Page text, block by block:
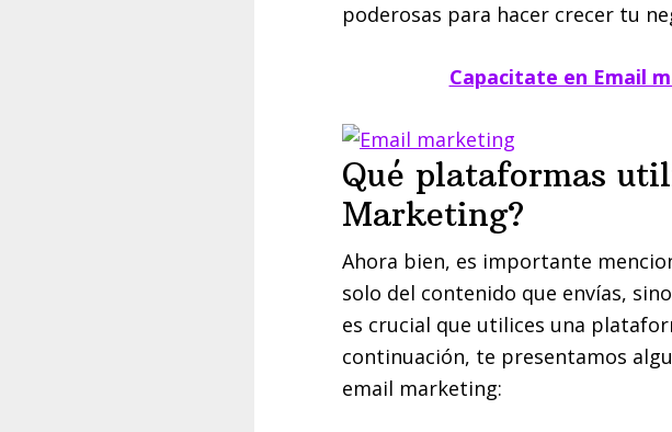
poderosas para hacer crecer tu
Capacitate en Email
Qué plataformas
Marketing?
Ahora bien, es importante
solo del contenido que envías,
es crucial que utilices una
continuación, te presentamos
email marketing: